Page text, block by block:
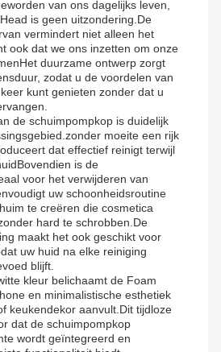
van ons dagelijks leven,
is geen uitzondering.De
vermindert niet alleen het
ook dat we ons inzetten om onze
duurzame ontwerp zorgt
zodat u de voordelen van
kunt genieten zonder dat u
de schuimpompkop is duidelijk
moeite een rijk
dat effectief reinigt terwijl
is de
voor het verwijderen van
uw schoonheidsroutine
te creëren die cosmetica
hard te schrobben.De
maakt het ook geschikt voor
uw huid na elke reiniging
blijft.
kleur belichaamt de Foam
en minimalistische esthetiek
keukendekor aanvult.Dit tijdloze
dat de schuimpompkop
wordt geïntegreerd en